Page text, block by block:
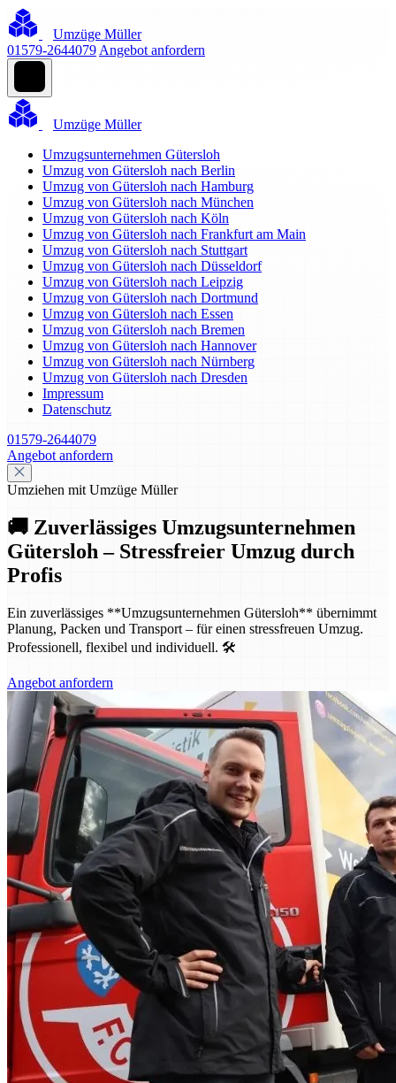
Umzüge Müller
01579-2644079 Angebot anfordern
Umzüge Müller
Umzugsunternehmen Gütersloh
Umzug von Gütersloh nach Berlin
Umzug von Gütersloh nach Hamburg
Umzug von Gütersloh nach München
Umzug von Gütersloh nach Köln
Umzug von Gütersloh nach Frankfurt am Main
Umzug von Gütersloh nach Stuttgart
Umzug von Gütersloh nach Düsseldorf
Umzug von Gütersloh nach Leipzig
Umzug von Gütersloh nach Dortmund
Umzug von Gütersloh nach Essen
Umzug von Gütersloh nach Bremen
Umzug von Gütersloh nach Hannover
Umzug von Gütersloh nach Nürnberg
Umzug von Gütersloh nach Dresden
Impressum
Datenschutz
01579-2644079
Angebot anfordern
Umziehen mit Umzüge Müller
🚚 Zuverlässiges Umzugsunternehmen
Gütersloh – Stressfreier Umzug durch
Profis
Ein zuverlässiges **Umzugsunternehmen Gütersloh** übernimmt
Planung, Packen und Transport – für einen stressfreuen Umzug.
Professionell, flexibel und individuell. 🛠️
Angebot anfordern